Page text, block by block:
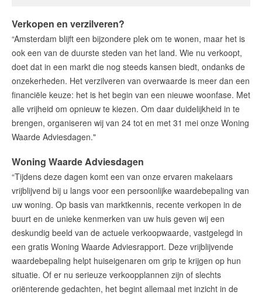
Verkopen en verzilveren?
“Amsterdam blijft een bijzondere plek om te wonen, maar het is
ook een van de duurste steden van het land. Wie nu verkoopt,
doet dat in een markt die nog steeds kansen biedt, ondanks de
onzekerheden. Het verzilveren van overwaarde is meer dan een
financiële keuze: het is het begin van een nieuwe woonfase. Met
alle vrijheid om opnieuw te kiezen. Om daar duidelijkheid in te
brengen, organiseren wij van 24 tot en met 31 mei onze Woning
Waarde Adviesdagen."
Woning Waarde Adviesdagen
“Tijdens deze dagen komt een van onze ervaren makelaars
vrijblijvend bij u langs voor een persoonlijke waardebepaling van
uw woning. Op basis van marktkennis, recente verkopen in de
buurt en de unieke kenmerken van uw huis geven wij een
deskundig beeld van de actuele verkoopwaarde, vastgelegd in
een gratis Woning Waarde Adviesrapport. Deze vrijblijvende
waardebepaling helpt huiseigenaren om grip te krijgen op hun
situatie. Of er nu serieuze verkoopplannen zijn of slechts
oriënterende gedachten, het begint allemaal met inzicht in de